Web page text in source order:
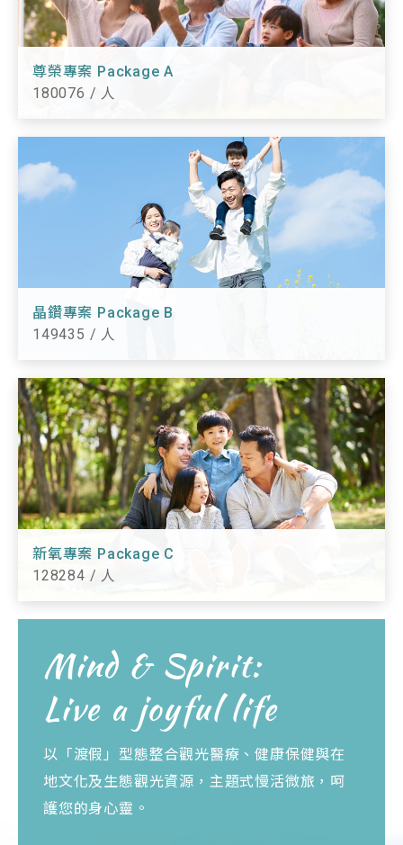
尊榮專案 Package A
180076 / 人
晶鑽專案 Package B
149435 / 人
新氧專案 Package C
128284 / 人
Mind & Spirit:
Live a joyful life
以「渡假」型態整合觀光醫療、健康保健與在
地文化及生態觀光資源，主題式慢活微旅，呵
護您的身心靈。